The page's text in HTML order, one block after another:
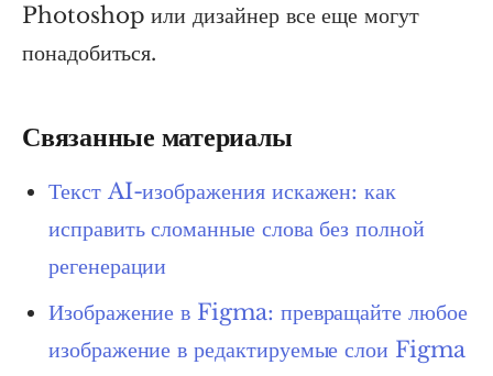
Photoshop или дизайнер все еще могут
понадобиться.
Связанные материалы
Текст AI-изображения искажен: как
исправить сломанные слова без полной
регенерации
Изображение в Figma: превращайте любое
изображение в редактируемые слои Figma